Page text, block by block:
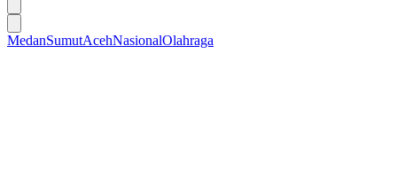
MedanSumutAcehNasionalOlahraga